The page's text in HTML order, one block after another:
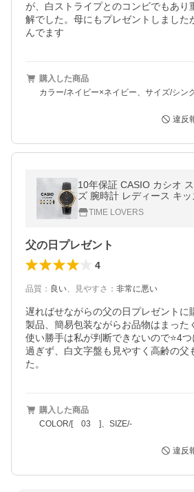
が、白ストライプとのコンビでもあり
解でした。母にもプレゼントしました
んでます
購入した商品
カラー/ネイビー×ネイビー、サイズ/シン
違反
10年保証 CASIO カシオ
ズ 腕時計 レディース キッ
の子 チープカシオ チプカ
ド 金 ブラック 黒
TIME LOVERS
父の日プレゼント
4
品質 ： 良い、 見やすさ ： 非常に悪い
遅ればせながらの父の日プレゼントに
製品、簡易包装ながらお品物はまった
使い勝手は私が判断できないので⭐️4
過ぎず、白文字盤も見やすく高齢の父
た。
購入した商品
COLOR/[ 03 ]、SIZE/-
違反